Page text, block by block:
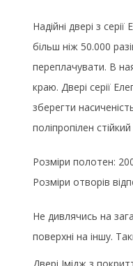
Надійні двері з
більш ніж 50.000
переплачувати. В
краю. Двері серії
зберегти
поліпропілен
Розміри полотен:
Розміри отворів
Не дивлячись на
поверхні на іншу.